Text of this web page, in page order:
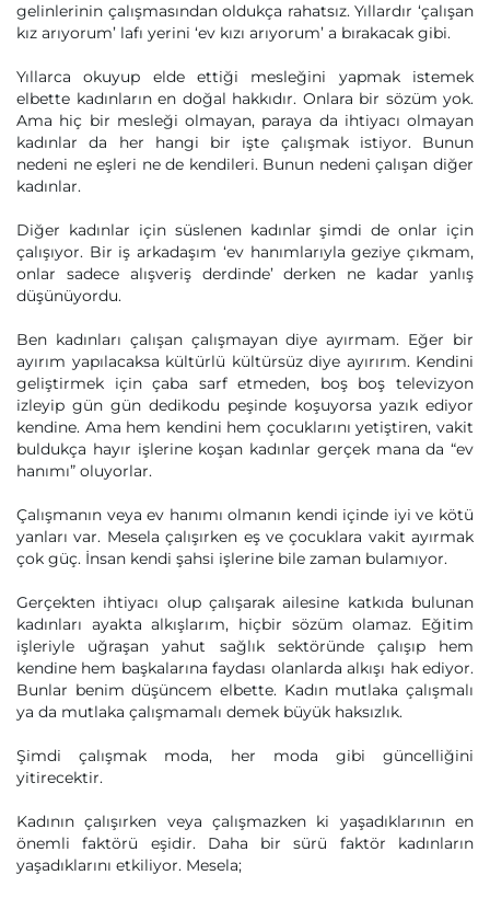
gelinlerinin çalışmasından oldukça rahatsız. Yıllardır ‘çalışan
kız arıyorum’ lafı yerini ‘ev kızı arıyorum’ a bırakacak gibi.
Yıllarca okuyup elde ettiği mesleğini yapmak istemek
elbette kadınların en doğal hakkıdır. Onlara bir sözüm yok.
Ama hiç bir mesleği olmayan, paraya da ihtiyacı olmayan
kadınlar da her hangi bir işte çalışmak istiyor. Bunun
nedeni ne eşleri ne de kendileri. Bunun nedeni çalışan diğer
kadınlar.
Diğer kadınlar için süslenen kadınlar şimdi de onlar için
çalışıyor. Bir iş arkadaşım ‘ev hanımlarıyla geziye çıkmam,
onlar sadece alışveriş derdinde’ derken ne kadar yanlış
düşünüyordu.
Ben kadınları çalışan çalışmayan diye ayırmam. Eğer bir
ayırım yapılacaksa kültürlü kültürsüz diye ayırırım. Kendini
geliştirmek için çaba sarf etmeden, boş boş televizyon
izleyip gün gün dedikodu peşinde koşuyorsa yazık ediyor
kendine. Ama hem kendini hem çocuklarını yetiştiren, vakit
buldukça hayır işlerine koşan kadınlar gerçek mana da “ev
hanımı” oluyorlar.
Çalışmanın veya ev hanımı olmanın kendi içinde iyi ve kötü
yanları var. Mesela çalışırken eş ve çocuklara vakit ayırmak
çok güç. İnsan kendi şahsi işlerine bile zaman bulamıyor.
Gerçekten ihtiyacı olup çalışarak ailesine katkıda bulunan
kadınları ayakta alkışlarım, hiçbir sözüm olamaz. Eğitim
işleriyle uğraşan yahut sağlık sektöründe çalışıp hem
kendine hem başkalarına faydası olanlarda alkışı hak ediyor.
Bunlar benim düşüncem elbette. Kadın mutlaka çalışmalı
ya da mutlaka çalışmamalı demek büyük haksızlık.
Şimdi çalışmak moda, her moda gibi güncelliğini
yitirecektir.
Kadının çalışırken veya çalışmazken ki yaşadıklarının en
önemli faktörü eşidir. Daha bir sürü faktör kadınların
yaşadıklarını etkiliyor. Mesela;